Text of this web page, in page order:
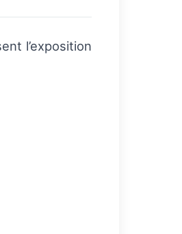
l’exposition